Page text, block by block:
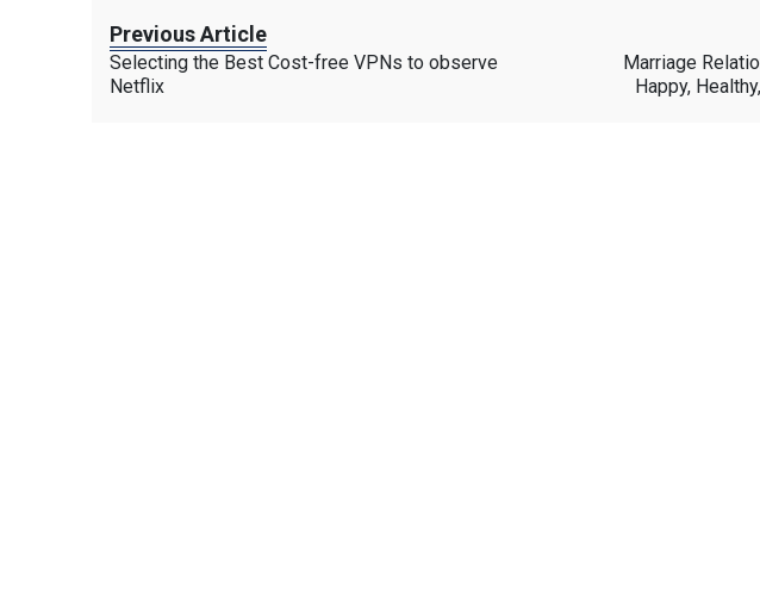
Previous Article
Selecting the Best Cost-free VPNs to observe
Netflix
Marriage
Happy,